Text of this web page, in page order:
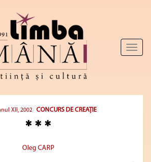
Toggle
XII, 2002 CONCURS DE CREAŢIE
* * *
Oleg CARP